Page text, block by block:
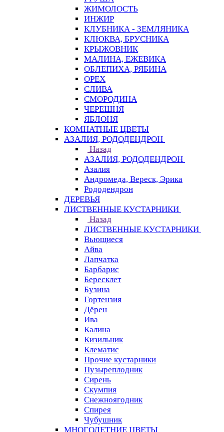
ЖИМОЛОСТЬ
ИНЖИР
КЛУБНИКА - ЗЕМЛЯНИКА
КЛЮКВА, БРУСНИКА
КРЫЖОВНИК
МАЛИНА, ЕЖЕВИКА
ОБЛЕПИХА, РЯБИНА
ОРЕХ
СЛИВА
СМОРОДИНА
ЧЕРЕШНЯ
ЯБЛОНЯ
КОМНАТНЫЕ ЦВЕТЫ
АЗАЛИЯ, РОДОДЕНДРОН
Назад
АЗАЛИЯ, РОДОДЕНДРОН
Азалия
Андромеда, Вереск, Эрика
Рододендрон
ДЕРЕВЬЯ
ЛИСТВЕННЫЕ КУСТАРНИКИ
Назад
ЛИСТВЕННЫЕ КУСТАРНИКИ
Вьющиеся
Айва
Лапчатка
Барбарис
Бересклет
Бузина
Гортензия
Дёрен
Ива
Калина
Кизильник
Клематис
Прочие кустарники
Пузыреплодник
Сирень
Скумпия
Снежноягодник
Спирея
Чубушник
МНОГОЛЕТНИЕ ЦВЕТЫ